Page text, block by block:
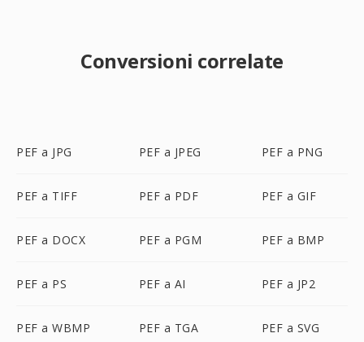
Conversioni correlate
PEF a JPG PEF a JPEG PEF a PNG
PEF a TIFF PEF a PDF PEF a GIF
PEF a DOCX PEF a PGM PEF a BMP
PEF a PS PEF a AI PEF a JP2
PEF a WBMP PEF a TGA PEF a SVG